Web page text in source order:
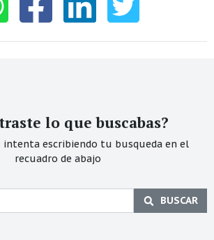
lo que buscabas?
intenta escribiendo tu busqueda en el
recuadro de abajo
BUSCAR